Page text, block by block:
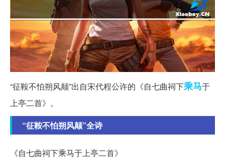
“征鞍不怕朔风颠”出自宋代程公许的《自七曲祠下乘马于
上亭二首》。
“征鞍不怕朔风颠”全诗
《自七曲祠下乘马于上亭二首》